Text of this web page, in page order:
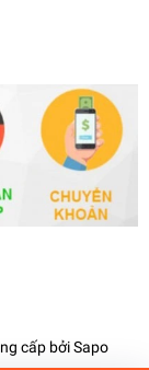
cấp bởiSapo
Bluetooth